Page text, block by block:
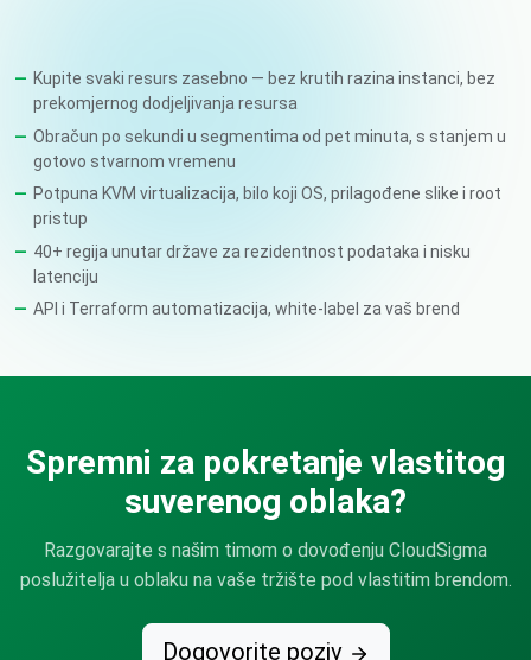
Kupite svaki resurs zasebno — bez krutih razina instanci, bez
prekomjernog dodjeljivanja resursa
Obračun po sekundi u segmentima od pet minuta, s stanjem u
gotovo stvarnom vremenu
Potpuna KVM virtualizacija, bilo koji OS, prilagođene slike i root
pristup
40+ regija unutar države za rezidentnost podataka i nisku
latenciju
API i Terraform automatizacija, white-label za vaš brend
Spremni za pokretanje vlastitog
suverenog oblaka?
Razgovarajte s našim timom o dovođenju CloudSigma
poslužitelja u oblaku na vaše tržište pod vlastitim brendom.
Dogovorite poziv